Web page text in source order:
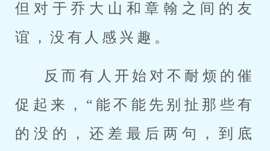
但对于乔大山和章翰之间的友
谊，没有人感兴趣。
反而有人开始对不耐烦的催
促起来，“能不能先别扯那些有
的没的，还差最后两句，到底